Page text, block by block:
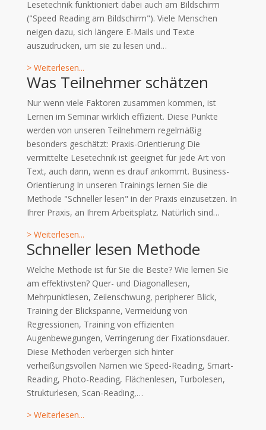
Lesetechnik funktioniert dabei auch am Bildschirm
("Speed Reading am Bildschirm"). Viele Menschen
neigen dazu, sich längere E-Mails und Texte
auszudrucken, um sie zu lesen und…
> Weiterlesen...
Was Teilnehmer schätzen
Nur wenn viele Faktoren zusammen kommen, ist
Lernen im Seminar wirklich effizient. Diese Punkte
werden von unseren Teilnehmern regelmäßig
besonders geschätzt: Praxis-Orientierung Die
vermittelte Lesetechnik ist geeignet für jede Art von
Text, auch dann, wenn es drauf ankommt. Business-
Orientierung In unseren Trainings lernen Sie die
Methode "Schneller lesen" in der Praxis einzusetzen. In
Ihrer Praxis, an Ihrem Arbeitsplatz. Natürlich sind…
> Weiterlesen...
Schneller lesen Methode
Welche Methode ist für Sie die Beste? Wie lernen Sie
am effektivsten? Quer- und Diagonallesen,
Mehrpunktlesen, Zeilenschwung, peripherer Blick,
Training der Blickspanne, Vermeidung von
Regressionen, Training von effizienten
Augenbewegungen, Verringerung der Fixationsdauer.
Diese Methoden verbergen sich hinter
verheißungsvollen Namen wie Speed-Reading, Smart-
Reading, Photo-Reading, Flächenlesen, Turbolesen,
Strukturlesen, Scan-Reading,…
> Weiterlesen...